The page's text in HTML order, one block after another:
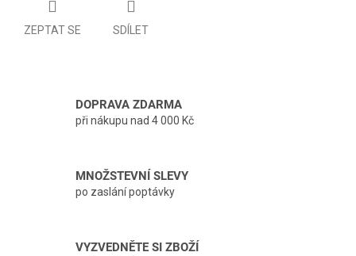
ZEPTAT SE SDÍLET
DOPRAVA ZDARMA
při nákupu nad 4 000 Kč
MNOŽSTEVNÍ SLEVY
po zaslání poptávky
VYZVEDNĚTE SI ZBOŽÍ